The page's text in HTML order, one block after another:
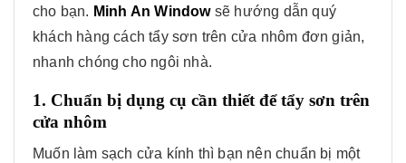
cho bạn. Minh An Windowsẽ hướng dẫn quý
khách hàng cách tẩy sơn trên cửa nhôm đơn giản,
nhanh chóng cho ngôi nhà.
1. Chuẩn bị dụng cụ cần thiết để tẩy sơn trên
cửa nhôm
Muốn làm sạch cửa kính thì bạn nên chuẩn bị một